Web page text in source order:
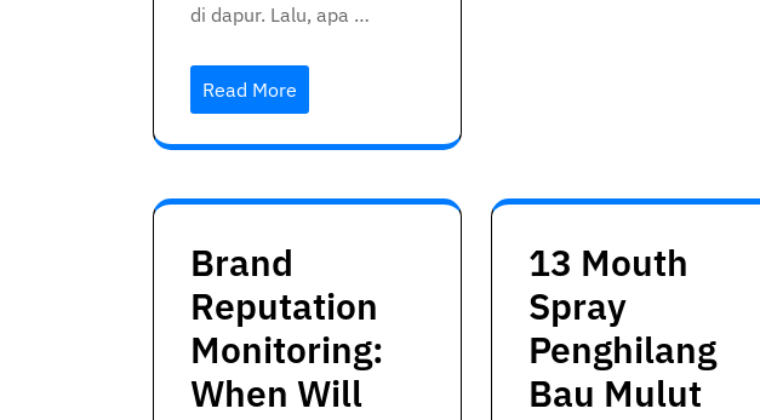
di dapur. Lalu, apa …
Read More
Brand
Reputation
Monitoring:
When Will
13 Mouth
Spray
Penghilang
Bau Mulut